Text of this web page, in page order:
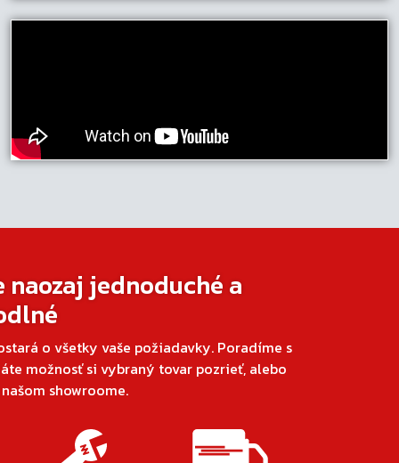
jednoduché a
o všetky vaše požiadavky. Poradíme s
možnosť si vybraný tovar pozrieť, alebo
showroome.